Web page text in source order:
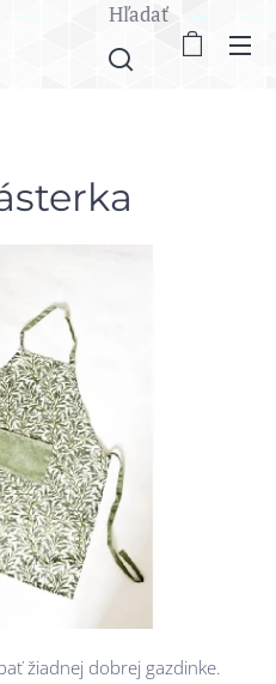
Hľadať
žiadnej dobrej gazdinke.